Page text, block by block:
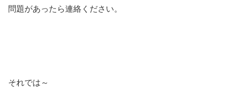
問題があったら連絡ください。
それでは～